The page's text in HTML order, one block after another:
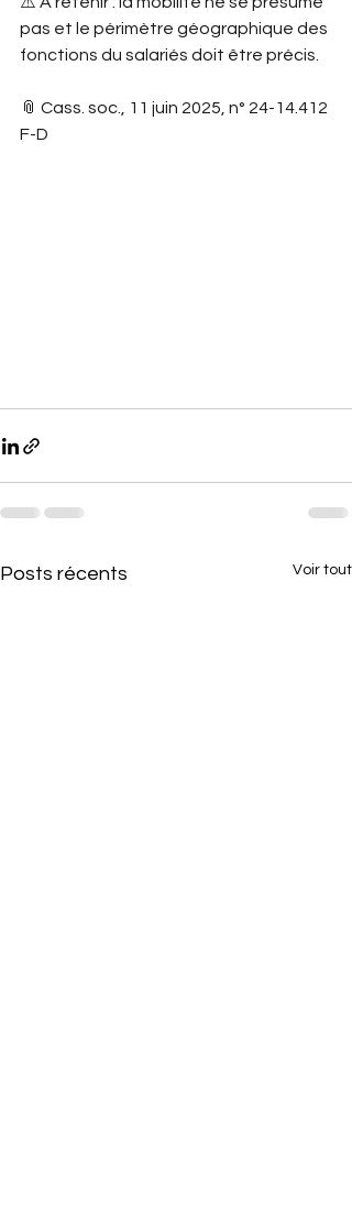
pas et le périmètre géographique des
fonctions du salariés doit être précis.
📎 Cass. soc., 11 juin 2025, n° 24-14.412
F-D
Posts récents Voir tout